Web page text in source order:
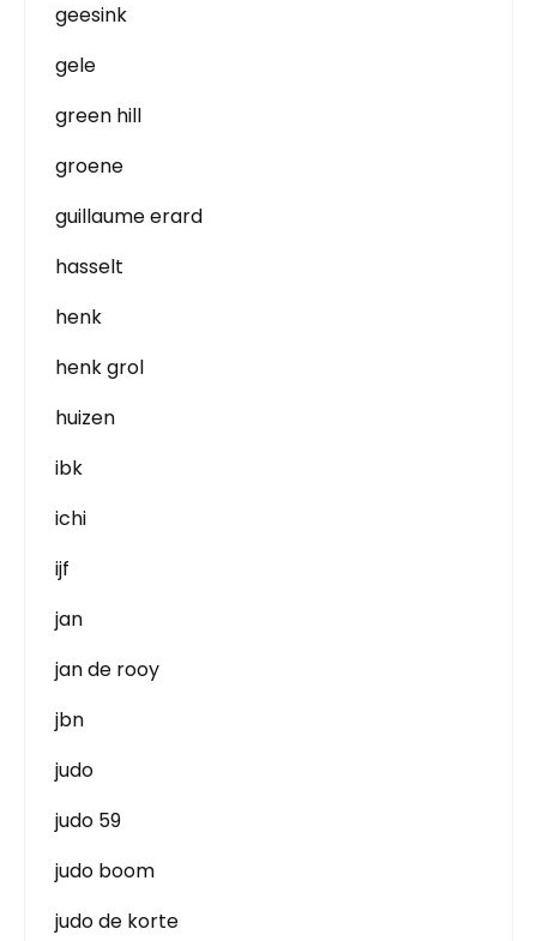
geesink
gele
green hill
groene
guillaume erard
hasselt
henk
henk grol
huizen
ibk
ichi
ijf
jan
jan de rooy
jbn
judo
judo 59
judo boom
judo de korte